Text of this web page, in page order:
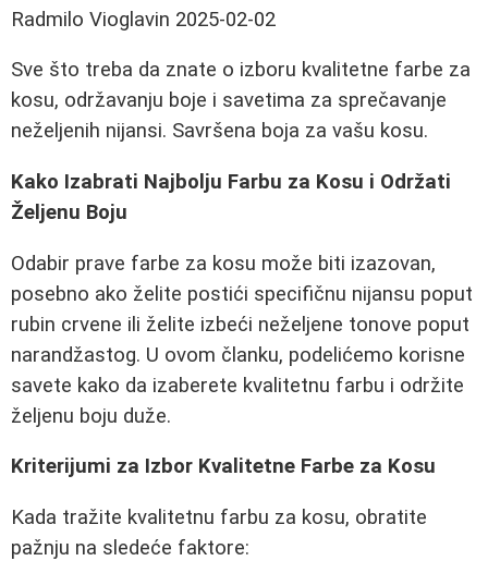
Radmilo Vioglavin 2025-02-02
Sve što treba da znate o izboru kvalitetne farbe za
kosu, održavanju boje i savetima za sprečavanje
neželjenih nijansi. Savršena boja za vašu kosu.
Kako Izabrati Najbolju Farbu za Kosu i Održati
Željenu Boju
Odabir prave farbe za kosu može biti izazovan,
posebno ako želite postići specifičnu nijansu poput
rubin crvene ili želite izbeći neželjene tonove poput
narandžastog. U ovom članku, podelićemo korisne
savete kako da izaberete kvalitetnu farbu i održite
željenu boju duže.
Kriterijumi za Izbor Kvalitetne Farbe za Kosu
Kada tražite kvalitetnu farbu za kosu, obratite
pažnju na sledeće faktore: